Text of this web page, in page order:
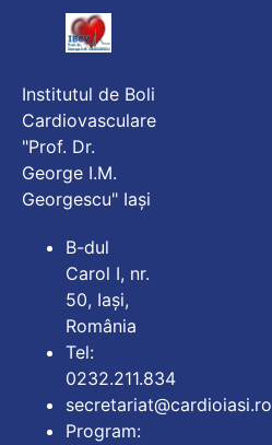
Institutul de Boli
Cardiovasculare
"Prof. Dr.
George I.M.
Georgescu" Iași
B-dul
Carol I, nr.
50, Iași,
România
Tel:
0232.211.834
secretariat@cardioiasi.ro
Program: